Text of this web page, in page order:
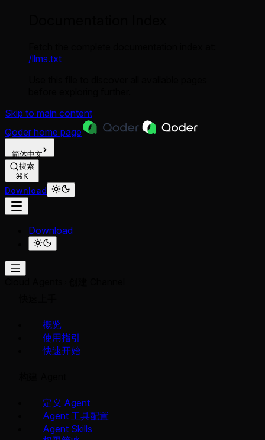
/llms.txt
Skip to main content
Qoder home page
简体中文
搜索
⌘K
Download
Download
概览
使用指引
快速开始
定义 Agent
Agent 工具配置
Agent Skills